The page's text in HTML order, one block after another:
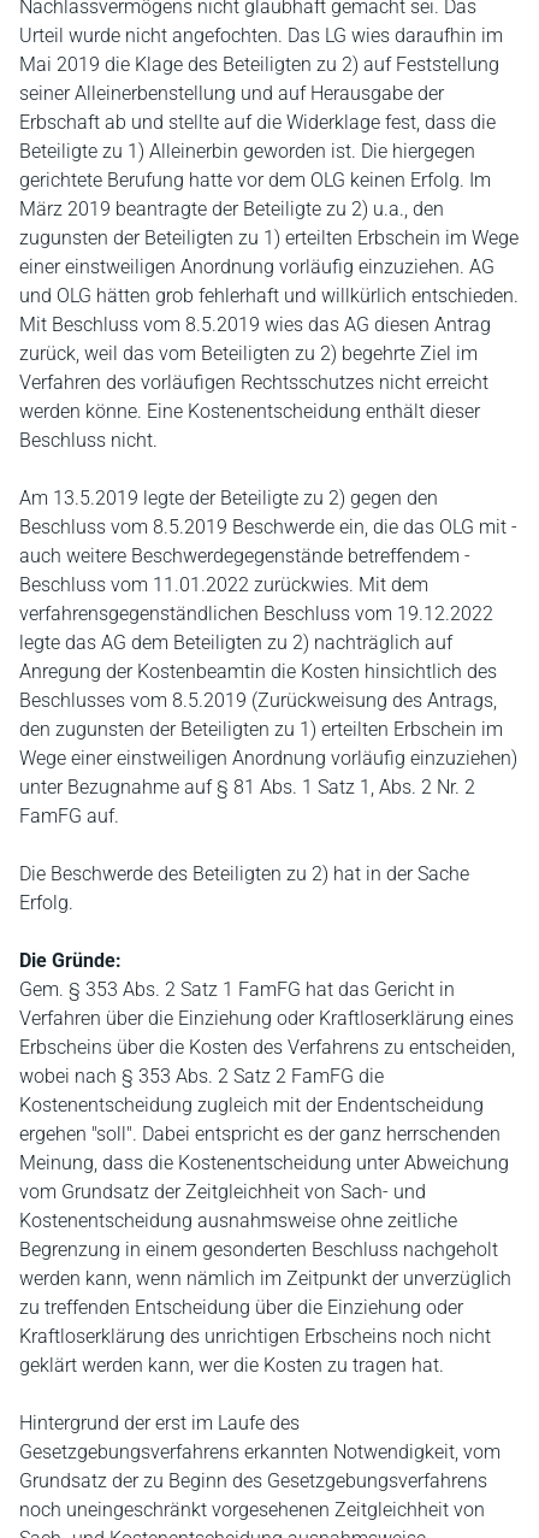
Nachlassvermögens nicht glaubhaft gemacht sei. Das
Urteil wurde nicht angefochten. Das LG wies daraufhin im
Mai 2019 die Klage des Beteiligten zu 2) auf Feststellung
seiner Alleinerbenstellung und auf Herausgabe der
Erbschaft ab und stellte auf die Widerklage fest, dass die
Beteiligte zu 1) Alleinerbin geworden ist. Die hiergegen
gerichtete Berufung hatte vor dem OLG keinen Erfolg. Im
März 2019 beantragte der Beteiligte zu 2) u.a., den
zugunsten der Beteiligten zu 1) erteilten Erbschein im Wege
einer einstweiligen Anordnung vorläufig einzuziehen. AG
und OLG hätten grob fehlerhaft und willkürlich entschieden.
Mit Beschluss vom 8.5.2019 wies das AG diesen Antrag
zurück, weil das vom Beteiligten zu 2) begehrte Ziel im
Verfahren des vorläufigen Rechtsschutzes nicht erreicht
werden könne. Eine Kostenentscheidung enthält dieser
Beschluss nicht.
Am 13.5.2019 legte der Beteiligte zu 2) gegen den
Beschluss vom 8.5.2019 Beschwerde ein, die das OLG mit -
auch weitere Beschwerdegegenstände betreffendem -
Beschluss vom 11.01.2022 zurückwies. Mit dem
verfahrensgegenständlichen Beschluss vom 19.12.2022
legte das AG dem Beteiligten zu 2) nachträglich auf
Anregung der Kostenbeamtin die Kosten hinsichtlich des
Beschlusses vom 8.5.2019 (Zurückweisung des Antrags,
den zugunsten der Beteiligten zu 1) erteilten Erbschein im
Wege einer einstweiligen Anordnung vorläufig einzuziehen)
unter Bezugnahme auf § 81 Abs. 1 Satz 1, Abs. 2 Nr. 2
FamFG auf.
Die Beschwerde des Beteiligten zu 2) hat in der Sache
Erfolg.
Die Gründe:
Gem. § 353 Abs. 2 Satz 1 FamFG hat das Gericht in
Verfahren über die Einziehung oder Kraftloserklärung eines
Erbscheins über die Kosten des Verfahrens zu entscheiden,
wobei nach § 353 Abs. 2 Satz 2 FamFG die
Kostenentscheidung zugleich mit der Endentscheidung
ergehen "soll". Dabei entspricht es der ganz herrschenden
Meinung, dass die Kostenentscheidung unter Abweichung
vom Grundsatz der Zeitgleichheit von Sach- und
Kostenentscheidung ausnahmsweise ohne zeitliche
Begrenzung in einem gesonderten Beschluss nachgeholt
werden kann, wenn nämlich im Zeitpunkt der unverzüglich
zu treffenden Entscheidung über die Einziehung oder
Kraftloserklärung des unrichtigen Erbscheins noch nicht
geklärt werden kann, wer die Kosten zu tragen hat.
Hintergrund der erst im Laufe des
Gesetzgebungsverfahrens erkannten Notwendigkeit, vom
Grundsatz der zu Beginn des Gesetzgebungsverfahrens
noch uneingeschränkt vorgesehenen Zeitgleichheit von